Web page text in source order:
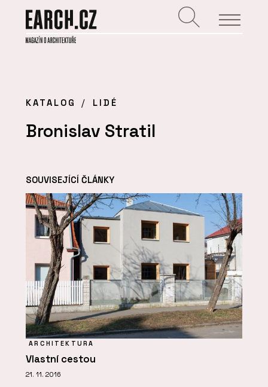
KATALOG LIDÉ
Bronislav Stratil
SOUVISEJÍCÍ ČLÁNKY
ARCHITEKTURA
Vlastní cestou
21. 11. 2016